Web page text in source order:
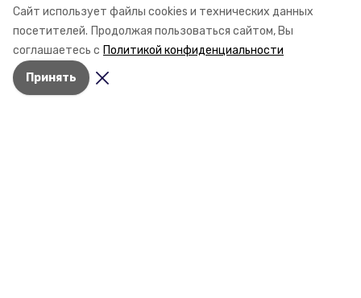
Сайт использует файлы cookies и технических данных
посетителей. Продолжая пользоваться сайтом, Вы
соглашаетесь с Политикой конфиденциальности
Принять
организуют сборы вещей и продуктов для
участников спецоперации и лично отвозят всё это
на передовую. Девушки рассказали «Победе26», как
создавали добровольческий клуб и зачем проводят
масштабную акцию к 9 Мая.